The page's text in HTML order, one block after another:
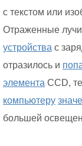
с текстом или
Отраженные
устройства с
отразилось и
элемента CCD,
компьютеру
большей